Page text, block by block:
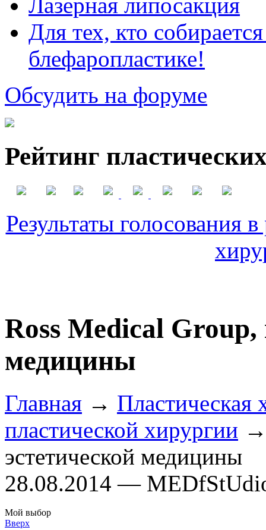
Для тех, кто
блефаропластике!
Обсудить на форуме
Рейтинг
Результаты голосования
Ross Medical Group,
медицины
Главная → Пластическая
пластической хирургии →
эстетической медицины
28.08.2014 —
Мой выбор
Вверх